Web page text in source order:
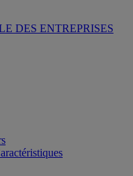
DES ENTREPRISES